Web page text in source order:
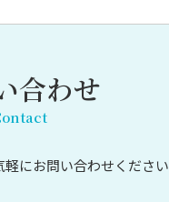
合わせ
軽にお問い合わせください